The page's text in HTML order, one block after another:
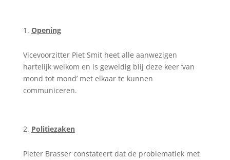
Opening
Vicevoorzitter Piet Smit heet alle aanwezigen
hartelijk welkom en is geweldig blij deze keer ‘van
mond tot mond’ met elkaar te kunnen
communiceren.
Politiezaken
Pieter Brasser constateert dat de problematiek met